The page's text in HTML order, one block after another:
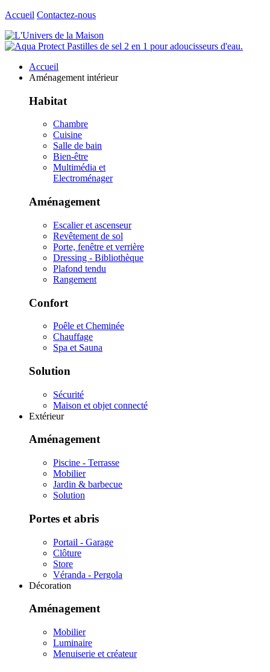
Accueil Contactez-nous
Accueil
Aménagement intérieur
Habitat
Chambre
Cuisine
Salle de bain
Bien-être
Multimédia et
Electroménager
Aménagement
Escalier et ascenseur
Revêtement de sol
Porte, fenêtre et verrière
Dressing - Bibliothèque
Plafond tendu
Rangement
Confort
Poêle et Cheminée
Chauffage
Spa et Sauna
Solution
Sécurité
Maison et objet connecté
Extérieur
Aménagement
Piscine - Terrasse
Mobilier
Jardin & barbecue
Solution
Portes et abris
Portail - Garage
Clôture
Store
Véranda - Pergola
Décoration
Aménagement
Mobilier
Luminaire
Menuiserie et créateur